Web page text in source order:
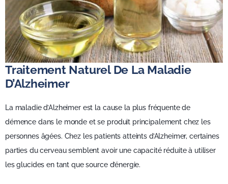
Traitement Naturel De La Maladie
D’Alzheimer
La maladie d’Alzheimer est la cause la plus fréquente de
démence dans le monde et se produit principalement chez les
personnes âgées. Chez les patients atteints d’Alzheimer, certaines
parties du cerveau semblent avoir une capacité réduite à utiliser
les glucides en tant que source d’énergie.